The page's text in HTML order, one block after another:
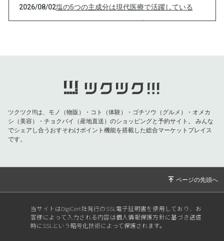
2026/08/02塩の5つの主成分は現代医療で活躍している
2026/08/01ひふみデイリーニュース令和８年８月１日号
2026/07/30ひふみデイリーニュース令和８年７月３０日号
ひふみデイリーニュース令和８年７月２８日号
2026/07/25ひふみデイリーニュース令和８年７月２５日号
2026/07/24
2026/07/20ひふみデイリーニュース令和８年７月２０日号
2026/07/19 ひふみデイリーニュース令和８年７月１９日号
ツクツク!!!は、モノ（物販）・コト（体験）・ゴチソウ（グルメ）・オメカ
シ（美容）・チョクバイ（産地直送）のショッピングと予約サイト。
みんな
でシェアし合うおすそわけポイント機能を搭載した総合マーケットプレイス
です。
当サイトはDigiCert社発行のSSL電子証明書を使用しており、お
客様によって入力される内容は個人情報保護方針に基づき送信
時にSSLという暗号化技術によって保護されます。